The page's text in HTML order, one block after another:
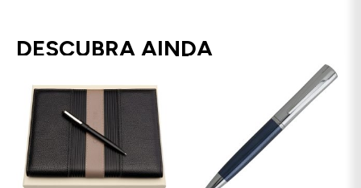
DESCUBRA AINDA